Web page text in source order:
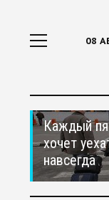
08
Каждый
хочет
навсегда